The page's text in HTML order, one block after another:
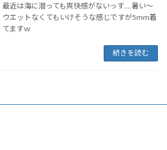
最近は海に潜っても爽快感がないっす....暑い～
ウエットなくてもいけそうな感じですが5mm着
てますｗ
続きを読む